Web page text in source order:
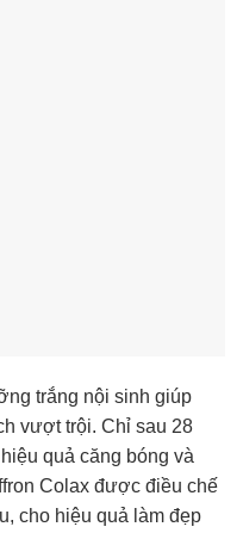
trắng nội sinh giúp
vượt trội. Chỉ sau 28
quả căng bóng và
Colax được điều chế
cho hiệu quả làm đẹp